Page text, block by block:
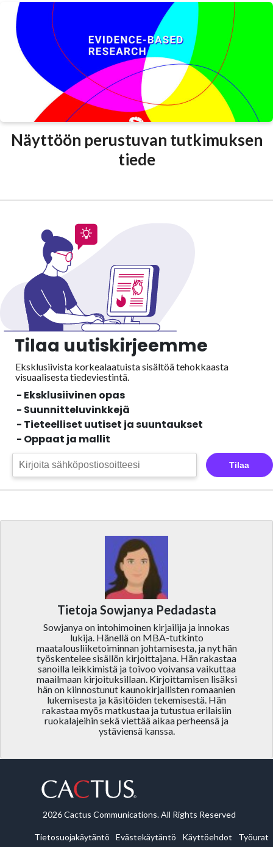
Näyttöön perustuvan tutkimuksen
tiede
Tilaa uutiskirjeemme
Eksklusiivista korkealaatuista sisältöä tehokkaasta
visuaalisestatiedeviestintä.
- Eksklusiivinen opas
- Suunnitteluvinkkejä
- Tieteelliset uutiset ja suuntaukset
- Oppaat ja mallit
Tilaa
Tietoja Sowjanya Pedadasta
Sowjanya on intohimoinen kirjailija ja innokas
lukija. Hänellä on MBA-tutkinto
maatalousliiketoiminnan johtamisesta, ja nyt hän
työskentelee sisällön kirjoittajana. Hän rakastaa
sanoilla leikkimistä ja toivoo voivansa vaikuttaa
maailmaan kirjoituksillaan. Kirjoittamisen lisäksi
hän on kiinnostunut kaunokirjallisten romaanien
lukemisesta ja käsitöiden tekemisestä. Hän
rakastaa myös matkustaa ja tutustua erilaisiin
ruokalajeihin sekä viettää aikaa perheensä ja
ystäviensä kanssa.
2026 Cactus Communications. All Rights Reserved
Tietosuojakäytäntö Evästekäytäntö Käyttöehdot Työurat